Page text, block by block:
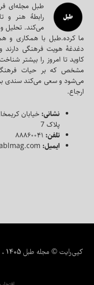
طبل مجله‌ای‌
رابطۀ هنر و
می‌کند. تحلیل و
ما کرده.طبل با همکاری و
دغدغه‌ٔ هویت فرهنگی دارند
کاوید تا امروز را بیشتر
مشخص که بر حیات فرهنگی
می‌شود و سعی می‌کند سندی
ارجاع.
نشانی:خیابان
پلاک 7
تلفن: ۸۸۸۶۰۰۴۱
ایمیل: